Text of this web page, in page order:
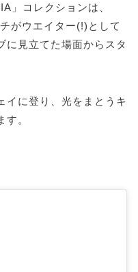
」コレクションは、
がウエイター(!)として
に見立てた場面からスタ
イに登り、光をまとうキ
。